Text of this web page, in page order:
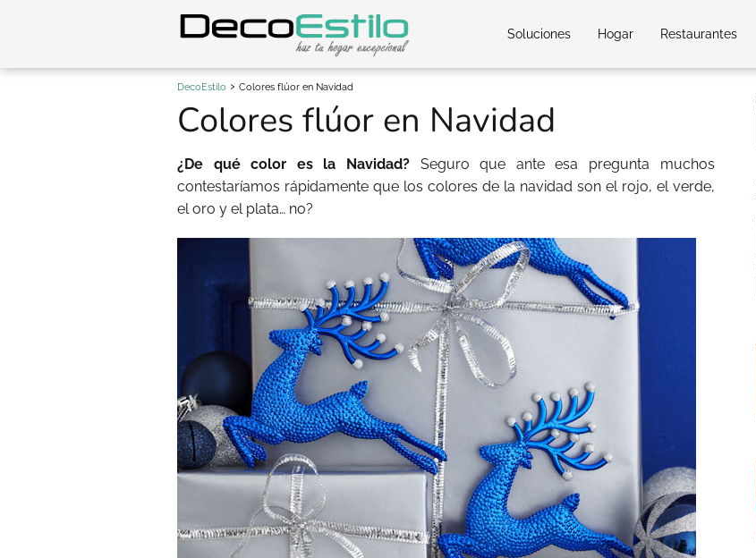
Soluciones Hogar Restaurantes
DecoEstilo Colores flúor en Navidad
Colores flúor en Navidad
¿De qué color es la Navidad? Seguro que ante esa pregunta muchos
contestaríamos rápidamente que los colores de la navidad son el rojo, el verde,
el oro y el plata… no?